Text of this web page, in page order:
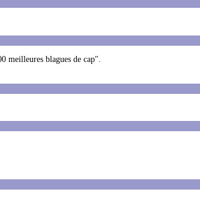
meilleures blagues de cap".